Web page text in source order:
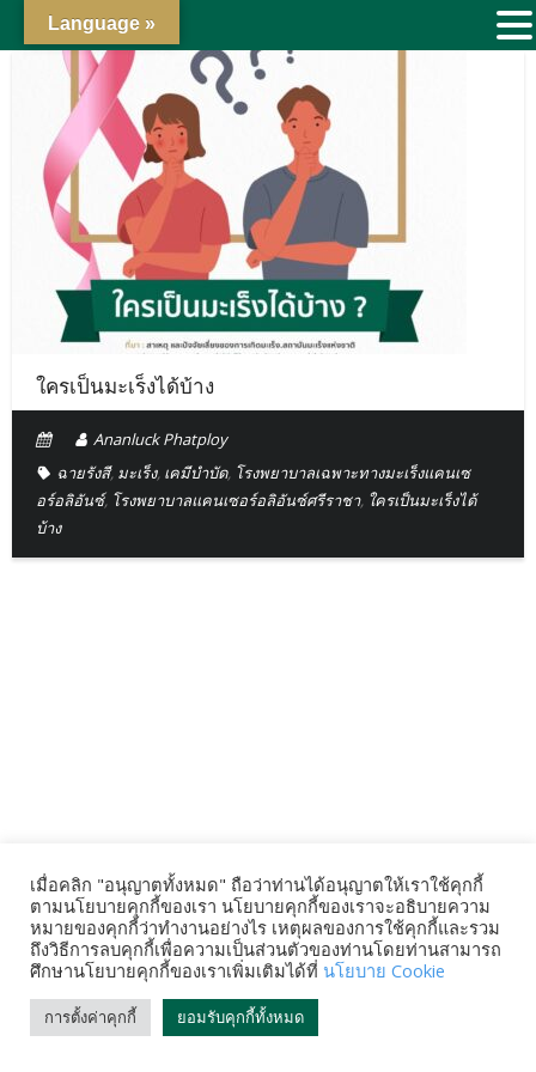
ใครเป็นมะเร็งได้บ้าง
Ananluck Phatploy
ฉายรังสี, มะเร็ง, เคมีบำบัด, โรงพยาบาลเฉพาะทางมะเร็งแคนเซ
อร์อลิอันซ์, โรงพยาบาลแคนเซอร์อลิอันซ์ศรีราชา, ใครเป็นมะเร็งได้
บ้าง
เมื่อคลิก "อนุญาตทั้งหมด" ถือว่าท่านได้อนุญาตให้เราใช้คุกกี้
ตามนโยบายคุกกี้ของเรา นโยบายคุกกี้ของเราจะอธิบายความ
หมายของคุกกี้ว่าทำงานอย่างไร เหตุผลของการใช้คุกกี้และรวม
ถึงวิธีการลบคุกกี้เพื่อความเป็นส่วนตัวของท่านโดยท่านสามารถ
ศึกษานโยบายคุกกี้ของเราเพิ่มเติมได้ที่ นโยบาย Cookie
การตั้งค่าคุกกี้ ยอมรับคุกกี้ทั้งหมด
Language »